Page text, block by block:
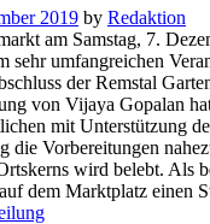
2019 by Redaktion
am Samstag, 7.
sehr umfangreichen
der Remstal
von Vijaya Gopalan
mit Unterstützung
die Vorbereitungen
wird belebt. Als
dem Marktplatz einen